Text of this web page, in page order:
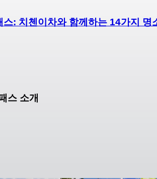
: 치첸이차와 함께하는 14가지 명
스 소개